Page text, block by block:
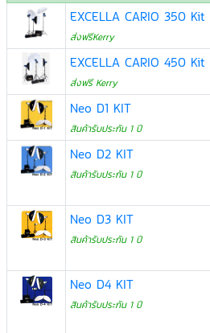
EXCELLA CARIO 350 Kit
ส่งฟรีKerry
EXCELLA CARIO 450 Kit
ส่งฟรี Kerry
Neo D1 KIT
สินค้ารับประกัน 1 ปี
Neo D2 KIT
สินค้ารับประกัน 1 ปี
Neo D3 KIT
สินค้ารับประกัน 1 ปี
Neo D4 KIT
สินค้ารับประกัน 1 ปี